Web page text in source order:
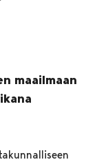
maailmaan